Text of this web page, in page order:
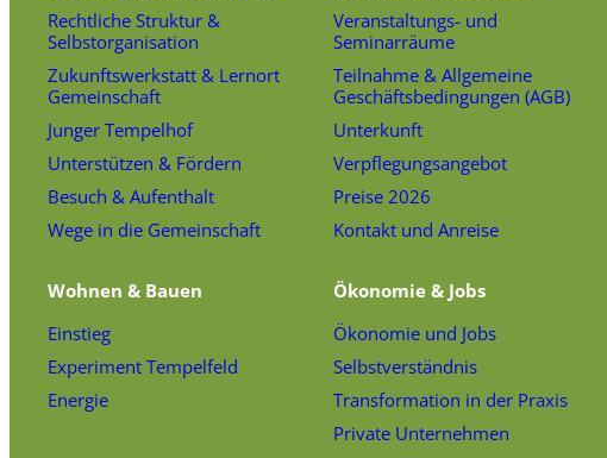
Rechtliche Struktur &
Selbstorganisation
Zukunftswerkstatt & Lernort
Gemeinschaft
Junger Tempelhof
Unterstützen & Fördern
Besuch & Aufenthalt
Wege in die Gemeinschaft
Veranstaltungs- und
Seminarräume
Teilnahme & Allgemeine
Geschäftsbedingungen (AGB)
Unterkunft
Verpflegungsangebot
Preise 2026
Kontakt und Anreise
Wohnen & Bauen
Einstieg
Experiment Tempelfeld
Energie
Ökonomie & Jobs
Ökonomie und Jobs
Selbstverständnis
Transformation in der Praxis
Private Unternehmen